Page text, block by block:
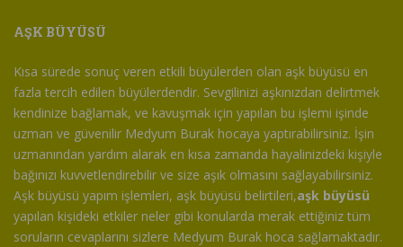
AŞK BÜYÜSÜ
Kısa sürede sonuç veren etkili büyülerden olan aşk büyüsü en
fazla tercih edilen büyülerdendir. Sevgilinizi aşkınızdan delirtmek
kendinize bağlamak, ve kavuşmak için yapılan bu işlemi işinde
uzman ve güvenilir Medyum Burak hocaya yaptırabilirsiniz. İşin
uzmanından yardım alarak en kısa zamanda hayalinizdeki kişiyle
bağınızı kuvvetlendirebilir ve size aşık olmasını sağlayabilirsiniz.
Aşk büyüsü yapım işlemleri, aşk büyüsü belirtileri,aşk büyüsü
yapılan kişideki etkiler neler gibi konularda merak ettiğiniz tüm
soruların cevaplarını sizlere Medyum Burak hoca sağlamaktadır.